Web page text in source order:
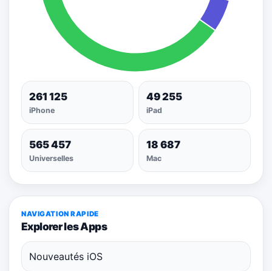
261 125
iPhone
49 255
iPad
565 457
Universelles
18 687
Mac
NAVIGATION RAPIDE
Explorer les Apps
Nouveautés iOS